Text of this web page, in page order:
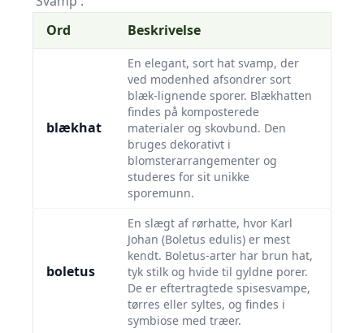
Ord
Beskrivelse
blækhat
En elegant, sort hat svamp, der
ved modenhed afsondrer sort
blæk-lignende sporer. Blækhatten
findes på komposterede
materialer og skovbund. Den
bruges dekorativt i
blomsterarrangementer og
studeres for sit unikke
sporemunn.
boletus
En slægt af rørhatte, hvor Karl
Johan (Boletus edulis) er mest
kendt. Boletus-arter har brun hat,
tyk stilk og hvide til gyldne porer.
De er eftertragtede spisesvampe,
tørres eller syltes, og findes i
symbiose med træer.